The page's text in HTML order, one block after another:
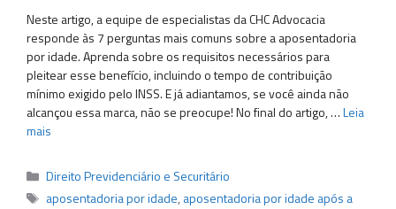
Neste artigo, a equipe de especialistas da CHC Advocacia
responde às 7 perguntas mais comuns sobre a aposentadoria
por idade. Aprenda sobre os requisitos necessários para
pleitear esse benefício, incluindo o tempo de contribuição
mínimo exigido pelo INSS. E já adiantamos, se você ainda não
alcançou essa marca, não se preocupe! No final do artigo, …Leia
mais
Categorias
Direito Previdenciário e Securitário
Tags
aposentadoria por idade, aposentadoria por idade após a